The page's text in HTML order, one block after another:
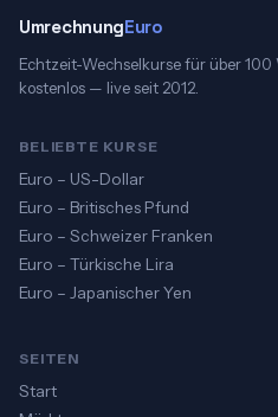
UmrechnungEuro
Echtzeit-Wechselkurse für über
kostenlos — live seit 2012.
BELIEBTE KURSE
Euro – US-Dollar
Euro – Britisches Pfund
Euro – Schweizer Franken
Euro – Türkische Lira
Euro – Japanischer Yen
SEITEN
Start